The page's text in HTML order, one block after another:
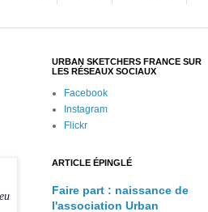
URBAN SKETCHERS FRANCE SUR
LES RÉSEAUX SOCIAUX
Facebook
Instagram
Flickr
ARTICLE ÉPINGLÉ
Faire part : naissance de
l'association Urban